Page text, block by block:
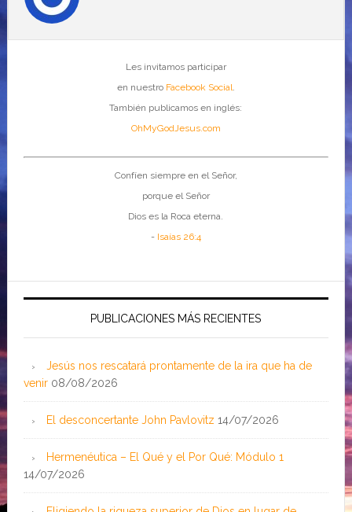
Les invitamos participar
en nuestro Facebook Social.
También publicamos en inglés:
OhMyGodJesus.com
Confíen siempre en el Señor,
porque el Señor
Dios es la Roca eterna.
- Isaías 26:4
PUBLICACIONES MÁS RECIENTES
Jesús nos rescatará prontamente de la ira que ha de
venir 08/08/2026
El desconcertante John Pavlovitz 14/07/2026
Hermenéutica – El Qué y el Por Qué: Módulo 1
14/07/2026